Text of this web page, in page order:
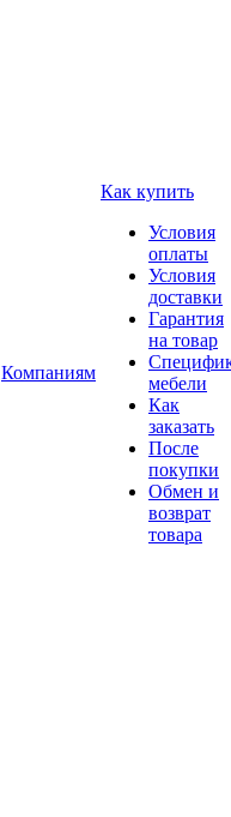
Компаниям
Как купить
Условия
оплаты
Условия
доставки
Гарантия
на товар
мебели
Как
заказать
После
покупки
Обмен и
возврат
товара